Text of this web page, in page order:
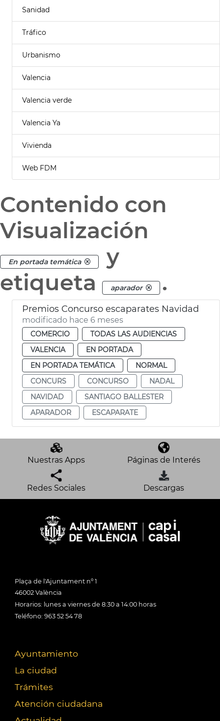
Sanidad
Tráfico
Urbanismo
Valencia
Valencia verde
Valencia Ya
Vivienda
Web FDM
Contenido con
Visualización
En portada temática
y
etiqueta
aparador .
Premios Concurso escaparates Navidad
modificado hace 6 meses
COMERCIO
TODAS LAS AUDIENCIAS
VALENCIA
EN PORTADA
EN PORTADA TEMÁTICA
NORMAL
CONCURS
CONCURSO
NADAL
NAVIDAD
SANTIAGO BALLESTER
APARADOR
ESCAPARATE
Nuestras Apps Páginas de Interés
Redes Sociales Descargas
Plaça de l'Ajuntament nº 1
46002 València
Horarios: lunes a viernes de 8:30 a 14:00 horas
Teléfono: 963 52 54 78
Ayuntamiento
La ciudad
Trámites
Atención ciudadana